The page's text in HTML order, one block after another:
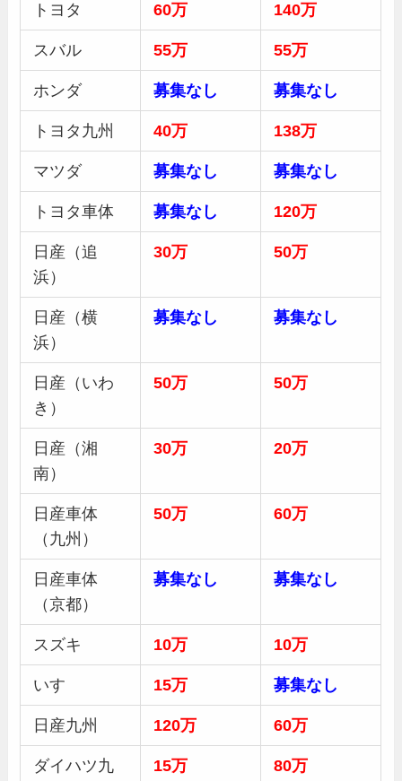
トヨタ 60万 140万
スバル 55万 55万
ホンダ 募集なし 募集なし
トヨタ九州 40万 138万
マツダ 募集なし 募集なし
トヨタ車体 募集なし 120万
日産（追
浜）
30万 50万
日産（横
浜）
募集なし 募集なし
日産（いわ
き）
50万 50万
日産（湘
南）
30万 20万
日産車体
（九州）
50万 60万
日産車体
（京都）
募集なし 募集なし
スズキ 10万 10万
いすゞ 15万 募集なし
日産九州 120万 60万
ダイハツ九
15万 80万